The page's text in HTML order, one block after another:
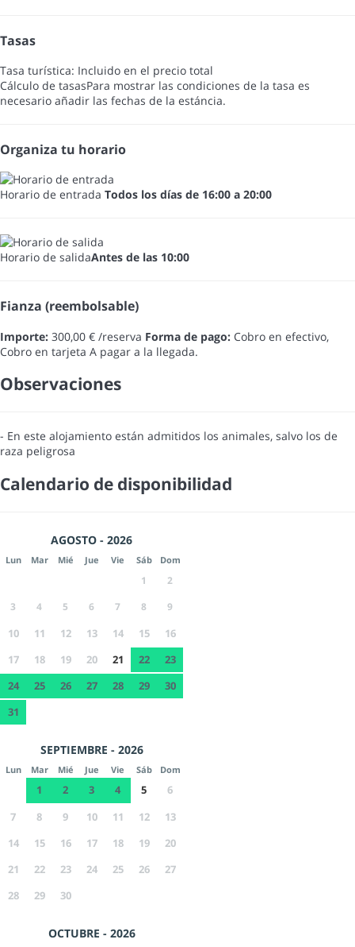
Tasas
Tasa turística: Incluido en el precio total
Cálculo de tasasPara mostrar las condiciones de la tasa es
necesario añadir las fechas de la estáncia.
Organiza tu horario
Horario de entrada Todos los días de 16:00 a 20:00
Horario de salidaAntes de las 10:00
Fianza (reembolsable)
Importe: 300,00 € /reserva Forma de pago: Cobro en efectivo,
Cobro en tarjeta A pagar a la llegada.
Observaciones
- En este alojamiento están admitidos los animales, salvo los de
raza peligrosa
Calendario de disponibilidad
AGOSTO - 2026
Lun Mar Mié Jue Vie Sáb Dom
1
2
3
4 5 6 7 8 9
10 11 12 13 14 15
16
17
18 19 20 21 22
23
24
25 26 27 28 29
30
31
SEPTIEMBRE - 2026
Lun Mar Mié Jue Vie Sáb Dom
1 2 3 4 5
6
7
8 9 10 11 12
13
14
15 16 17 18 19
20
21
22 23 24 25 26
27
28
29 30
OCTUBRE - 2026